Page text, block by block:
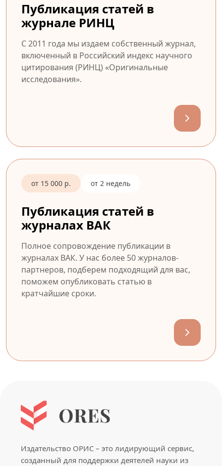
Публикация статей в
журнале РИНЦ
С 2011 года мы издаем собственный журнал,
включенный в Российский индекс научного
цитирования (РИНЦ) «Оригинальные
исследования».
от 15 000 р. от 2 недель
Публикация статей в
журналах ВАК
Полное сопровождение публикации в
журналах ВАК. У нас более 50 журналов-
партнеров, подберем подходящий для вас,
поможем опубликовать статью в
кратчайшие сроки.
Издательство ОРИС – это лидирующий сервис,
созданный для поддержки деятелей науки из